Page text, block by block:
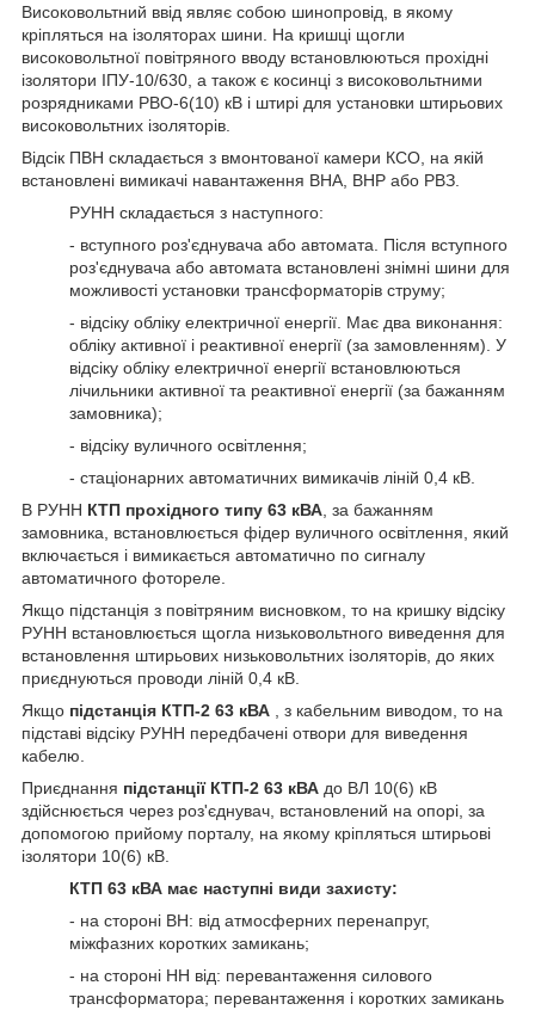
Високовольтний ввід являє собою шинопровід, в якому
кріпляться на ізоляторах шини. На кришці щогли
високовольтної повітряного вводу встановлюються прохідні
ізолятори ІПУ-10/630, а також є косинці з високовольтними
розрядниками РВО-6(10) кВ і штирі для установки штирьових
високовольтних ізоляторів.
Відсік ПВН складається з вмонтованої камери КСО, на якій
встановлені вимикачі навантаження ВНА, ВНР або РВЗ.
РУНН складається з наступного:
- вступного роз'єднувача або автомата. Після вступного
роз'єднувача або автомата встановлені знімні шини для
можливості установки трансформаторів струму;
- відсіку обліку електричної енергії. Має два виконання:
обліку активної і реактивної енергії (за замовленням). У
відсіку обліку електричної енергії встановлюються
лічильники активної та реактивної енергії (за бажанням
замовника);
- відсіку вуличного освітлення;
- стаціонарних автоматичних вимикачів ліній 0,4 кВ.
В РУНН КТП прохідного типу 63 кВА , за бажанням
замовника, встановлюється фідер вуличного освітлення, який
включається і вимикається автоматично по сигналу
автоматичного фотореле.
Якщо підстанція з повітряним висновком, то на кришку відсіку
РУНН встановлюється щогла низьковольтного виведення для
встановлення штирьових низьковольтних ізоляторів, до яких
приєднуються проводи ліній 0,4 кВ.
Якщо підстанція КТП-2 63 кВА , з кабельним виводом, то на
підставі відсіку РУНН передбачені отвори для виведення
кабелю.
Приєднання підстанції КТП-2 63 кВА до ВЛ 10(6) кВ
здійснюється через роз'єднувач, встановлений на опорі, за
допомогою прийому порталу, на якому кріпляться штирьові
ізолятори 10(6) кВ.
КТП 63 кВА має наступні види захисту:
- на стороні ВН: від атмосферних перенапруг,
міжфазних коротких замикань;
- на стороні НН від: перевантаження силового
трансформатора; перевантаження і коротких замикань